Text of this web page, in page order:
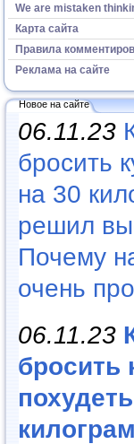
We are mistaken
Карта сайта
Правила
Реклама на сайте
Новое на сайте
06.11.23
бросить
на 30
решил
Почему
очень
06.11.23
бросить